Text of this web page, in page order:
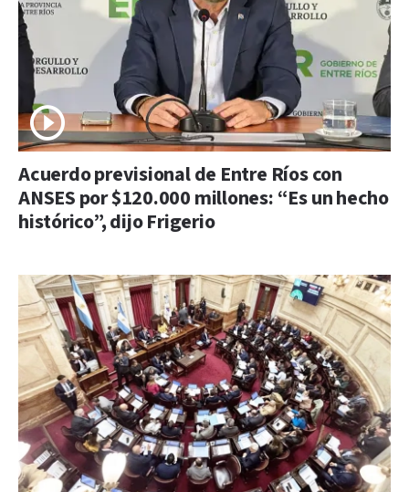
Acuerdo previsional de Entre Ríos con
ANSES por $120.000 millones: “Es un hecho
histórico”, dijo Frigerio